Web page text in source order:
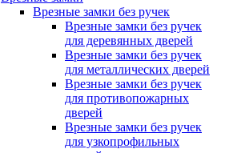
Врезные замки без ручек
Врезные замки без ручек
для деревянных дверей
Врезные замки без ручек
для металлических дверей
Врезные замки без ручек
для противопожарных
дверей
Врезные замки без ручек
для узкопрофильных